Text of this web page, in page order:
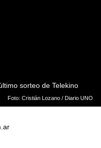
sorteo de Telekino
Foto: Cristián Lozano / Diario UNO